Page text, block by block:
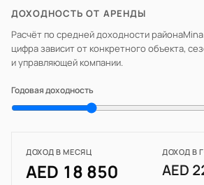
ДОХОДНОСТЬ ОТ АРЕНДЫ
Расчёт по средней доходности района
цифра зависит от конкретного объекта,
и управляющей компании.
Годовая доходность
ДОХОД В МЕСЯЦ
AED 18 850
ДОХОД В
AED